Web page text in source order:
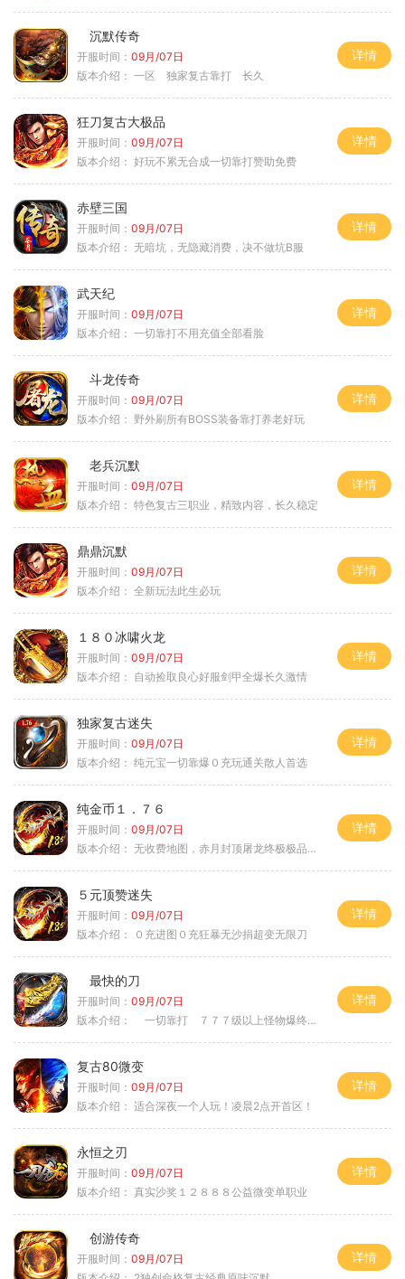
沉默传奇
开服时间： 09月/07日
版本介绍： 一区 独家复古靠打 长久
详情
狂刀复古大极品
开服时间： 09月/07日
版本介绍： 好玩不累无合成一切靠打赞助免费
详情
赤壁三国
开服时间： 09月/07日
版本介绍： 无暗坑，无隐藏消费，决不做坑B服
详情
武天纪
开服时间： 09月/07日
版本介绍： 一切靠打不用充值全部看脸
详情
斗龙传奇
开服时间： 09月/07日
版本介绍： 野外刷所有BOSS装备靠打养老好玩
详情
老兵沉默
开服时间： 09月/07日
版本介绍： 特色复古三职业，精致内容，长久稳定
详情
鼎鼎沉默
开服时间： 09月/07日
版本介绍： 全新玩法此生必玩
详情
１８０冰啸火龙
开服时间： 09月/07日
版本介绍： 自动捡取良心好服剑甲全爆长久激情
详情
独家复古迷失
开服时间： 09月/07日
版本介绍： 纯元宝一切靠爆０充玩通关散人首选
详情
纯金币１．７６
开服时间： 09月/07日
版本介绍： 无收费地图，赤月封顶屠龙终极极品＋６
详情
５元顶赞迷失
开服时间： 09月/07日
版本介绍：
０充进图０充狂暴无沙捐超变无限刀
详情
最快的刀
开服时间： 09月/07日
版本介绍：
一切靠打 ７７７级以上怪物爆终极
详情
复古80微变
开服时间： 09月/07日
版本介绍： 适合深夜一个人玩！凌晨2点开首区！
详情
永恒之刃
开服时间： 09月/07日
版本介绍： 真实沙奖１２８８８公益微变单职业
详情
创游传奇
开服时间： 09月/07日
详情